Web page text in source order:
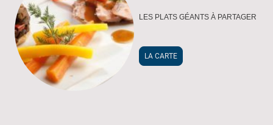
LES PLATS GÉANTS À PARTAGER
LA CARTE